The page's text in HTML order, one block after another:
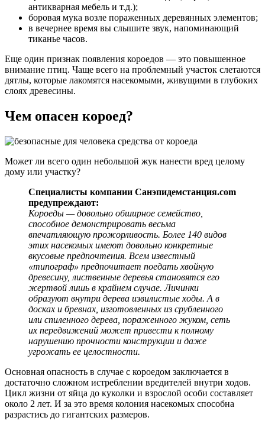
антикварная мебель и т.д.);
боровая мука возле пораженных деревянных элементов;
в вечернее время вы слышите звук, напоминающий
тиканье часов.
Еще один признак появления короедов — это повышенное
внимание птиц. Чаще всего на проблемный участок слетаются
дятлы, которые лакомятся насекомыми, живущими в глубоких
слоях древесины.
Чем опасен короед?
Может ли всего один небольшой жук нанести вред целому
дому или участку?
Специалисты компании Санэпидемстанция.com
предупреждают:
Короеды — довольно обширное семейство,
способное демонстрировать весьма
впечатляющую прожорливость. Более 140 видов
этих насекомых имеют довольно конкретные
вкусовые предпочтения. Всем известный
«типограф» предпочитает поедать хвойную
древесину, лиственные деревья становятся его
жертвой лишь в крайнем случае. Личинки
образуют внутри дерева извилистые ходы. А в
досках и бревнах, изготовленных из срубленного
или спиленного дерева, пораженного жуком, сеть
их передвижений может привести к полному
нарушению прочности конструкции и даже
угрожать ее целостности.
Основная опасность в случае с короедом заключается в
достаточно сложном истреблении вредителей внутри ходов.
Цикл жизни от яйца до куколки и взрослой особи составляет
около 2 лет. И за это время колония насекомых способна
разрастись до гигантских размеров.